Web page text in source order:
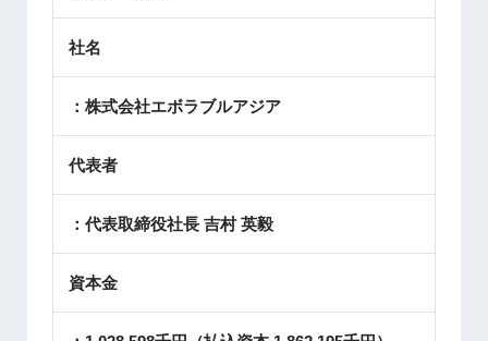
社名
：株式会社エボラブルアジア
代表者
：代表取締役社長 吉村 英毅
資本金